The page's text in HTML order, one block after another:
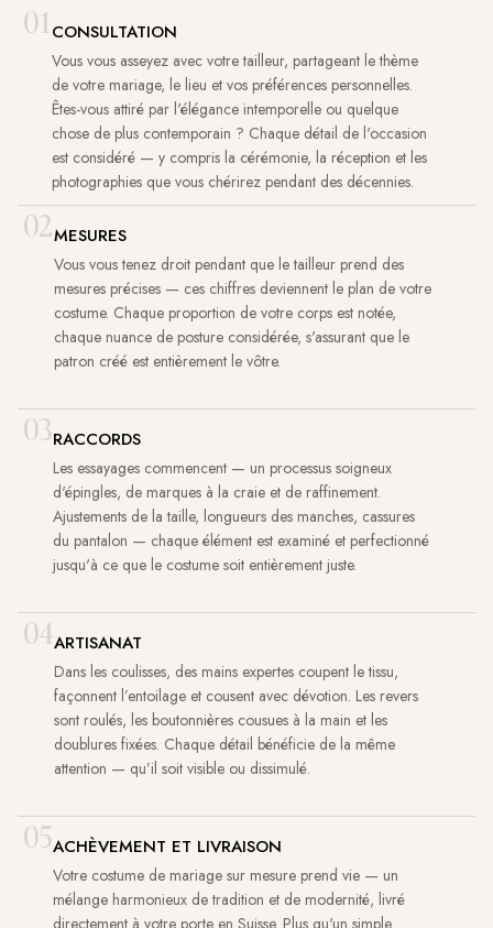
01CONSULTATION
Vous vous asseyez avec votre tailleur, partageant le thème
de votre mariage, le lieu et vos préférences personnelles.
Êtes-vous attiré par l'élégance intemporelle ou quelque
chose de plus contemporain ? Chaque détail de l'occasion
est considéré — y compris la cérémonie, la réception et les
photographies que vous chérirez pendant des décennies.
02MESURES
Vous vous tenez droit pendant que le tailleur prend des
mesures précises — ces chiffres deviennent le plan de votre
costume. Chaque proportion de votre corps est notée,
chaque nuance de posture considérée, s'assurant que le
patron créé est entièrement le vôtre.
03RACCORDS
Les essayages commencent — un processus soigneux
d'épingles, de marques à la craie et de raffinement.
Ajustements de la taille, longueurs des manches, cassures
du pantalon — chaque élément est examiné et perfectionné
jusqu'à ce que le costume soit entièrement juste.
04ARTISANAT
Dans les coulisses, des mains expertes coupent le tissu,
façonnent l’entoilage et cousent avec dévotion. Les revers
sont roulés, les boutonnières cousues à la main et les
doublures fixées. Chaque détail bénéficie de la même
attention — qu’il soit visible ou dissimulé.
05ACHÈVEMENT ET LIVRAISON
Votre costume de mariage sur mesure prend vie — un
mélange harmonieux de tradition et de modernité, livré
directement à votre porte en Suisse. Plus qu'un simple